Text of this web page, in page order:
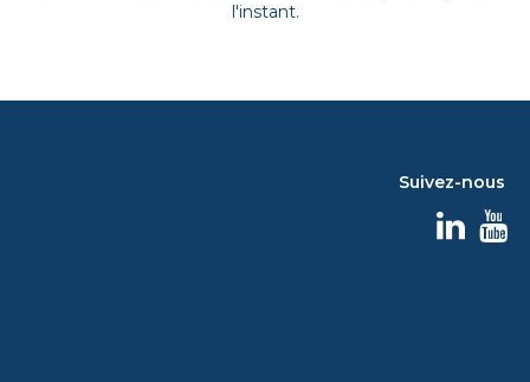
l'instant.
Suivez-nous